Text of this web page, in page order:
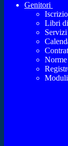
Genitori
Libri